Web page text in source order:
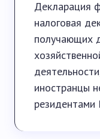
Декларация
налоговая
получающих
иностранцы
резидентами